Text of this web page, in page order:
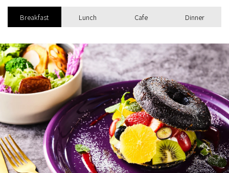
Breakfast Lunch Cafe Dinner